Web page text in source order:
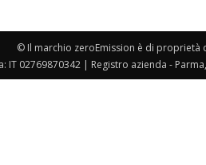
© Il marchio zeroEmission è di proprietà
IT 02769870342 | Registro azienda -